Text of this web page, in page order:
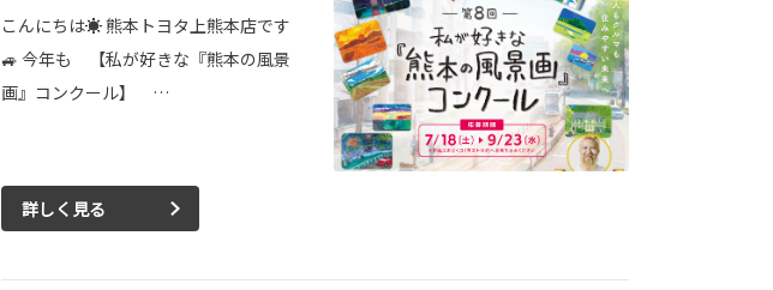
こんにちは☀ 熊本トヨタ上熊本店です
🚙 今年も 【私が好きな『熊本の風景
画』コンクール】 …
詳しく見る